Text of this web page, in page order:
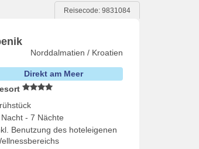
Reisecode: 9831084
Norddalmatien / Kroatien
Direkt am Meer
Nacht - 7 Nächte
Benutzung des hoteleigenen